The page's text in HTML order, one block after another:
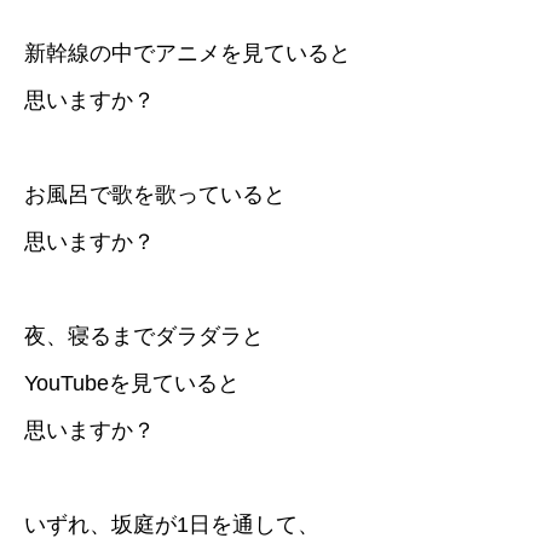
新幹線の中でアニメを見ていると
思いますか？
お風呂で歌を歌っていると
思いますか？
夜、寝るまでダラダラと
YouTubeを見ていると
思いますか？
いずれ、坂庭が1日を通して、